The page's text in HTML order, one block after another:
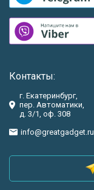
Контакты:
г. Екатеринбург,
пер. Автоматики,
д. 3/1, оф. 308
info@greatgadget.ru